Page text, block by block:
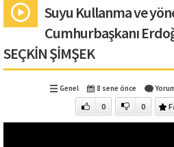
Suyu Kullanma ve
Cumhurbaşkanı
SEÇKİN ŞİMŞEK
Genel 8 sene önce
0 0